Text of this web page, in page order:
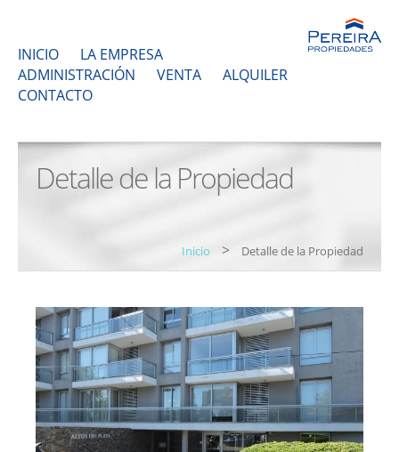
INICIO
LA EMPRESA
ADMINISTRACIÓN
VENTA
ALQUILER
CONTACTO
Detalle de la Propiedad
Inicio > Detalle de la Propiedad